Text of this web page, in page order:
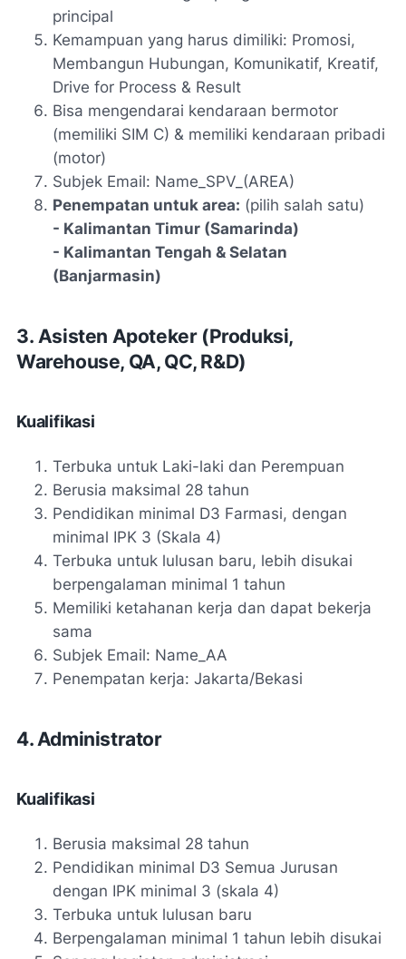
principal
Kemampuan yang harus dimiliki: Promosi,
Membangun Hubungan, Komunikatif, Kreatif,
Drive for Process & Result
Bisa mengendarai kendaraan bermotor
(memiliki SIM C) & memiliki kendaraan pribadi
(motor)
Subjek Email: Name_SPV_(AREA)
Penempatan untuk area: (pilih salah satu)
- Kalimantan Timur (Samarinda)
- Kalimantan Tengah & Selatan
(Banjarmasin)
3. Asisten Apoteker (Produksi,
Warehouse, QA, QC, R&D)
Kualifikasi
Terbuka untuk Laki-laki dan Perempuan
Berusia maksimal 28 tahun
Pendidikan minimal D3 Farmasi, dengan
minimal IPK 3 (Skala 4)
Terbuka untuk lulusan baru, lebih disukai
berpengalaman minimal 1 tahun
Memiliki ketahanan kerja dan dapat bekerja
sama
Subjek Email: Name_AA
Penempatan kerja: Jakarta/Bekasi
4. Administrator
Kualifikasi
Berusia maksimal 28 tahun
Pendidikan minimal D3 Semua Jurusan
dengan IPK minimal 3 (skala 4)
Terbuka untuk lulusan baru
Berpengalaman minimal 1 tahun lebih disukai